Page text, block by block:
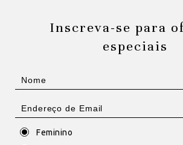
Inscreva-se para
especiais
Feminino